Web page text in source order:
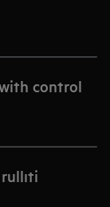
control
rullīti